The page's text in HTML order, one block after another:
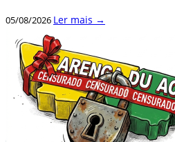
05/08/2026 Ler mais →